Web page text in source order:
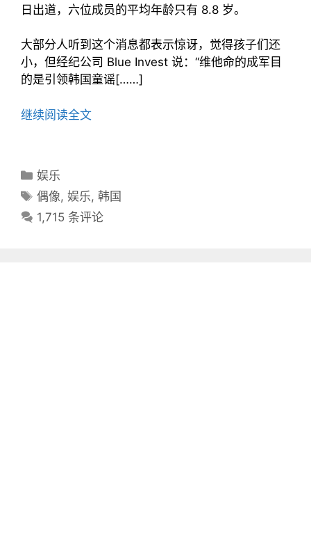
日出道，六位成员的平均年龄只有 8.8 岁。
大部分人听到这个消息都表示惊讶，觉得孩子们还
小，但经纪公司 Blue Invest 说：“维他命的成军目
的是引领韩国童谣[……]
继续阅读全文
分
类
录
娱乐
标
签
偶像,娱乐,韩国
1,715 条评论